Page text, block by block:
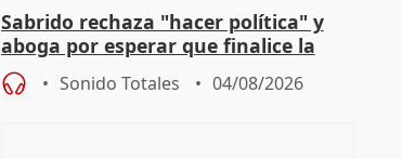
Sabrido rechaza "hacer política" y
aboga por esperar que finalice la
investigación del incendio
Sonido Totales 04/08/2026